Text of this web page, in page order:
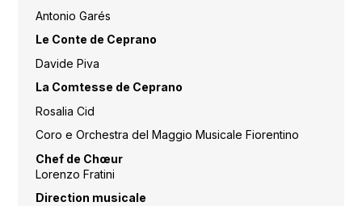
Antonio Garés
Le Conte de Ceprano
Davide Piva
La Comtesse de Ceprano
Rosalia Cid
Coro e Orchestra del Maggio Musicale Fiorentino
Chef de Chœur
Lorenzo Fratini
Direction musicale